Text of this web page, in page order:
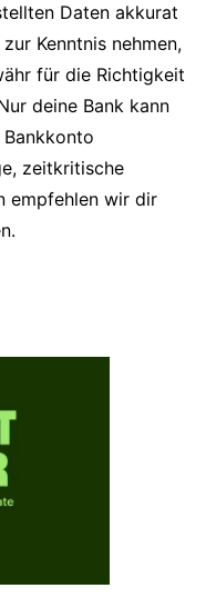
Daten akkurat
Kenntnis nehmen,
für die Richtigkeit
deine Bank kann
zeitkritische
empfehlen wir dir